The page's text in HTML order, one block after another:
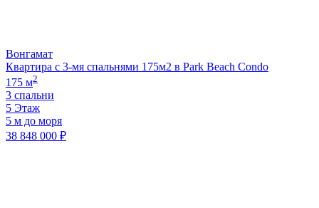
Вонгамат
Квартира с 3-мя спальнями 175м2 в Park Beach Condo
175 м2
3 спальни
5 Этаж
5 м до моря
38 848 000 ₽